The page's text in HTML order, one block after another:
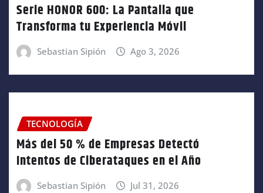
Serie HONOR 600: La Pantalla que
Transforma tu Experiencia Móvil
Sebastian Sipión Ago 3, 2026
TECNOLOGÍA
Más del 50 % de Empresas Detectó
Intentos de Ciberataques en el Año
Sebastian Sipión Jul 31, 2026